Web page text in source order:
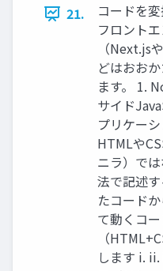
21.
コードを
フロント
（Next.js
どはおお
ます。 1.
サイド
プリケー
HTMLや
ニラ）で
法で記述
たコード
て動くコー
（
します i.